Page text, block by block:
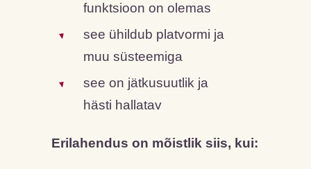
funktsioon on olemas
see ühildub platvormi ja
muu süsteemiga
see on jätkusuutlik ja
hästi hallatav
Erilahendus on mõistlik siis, kui: